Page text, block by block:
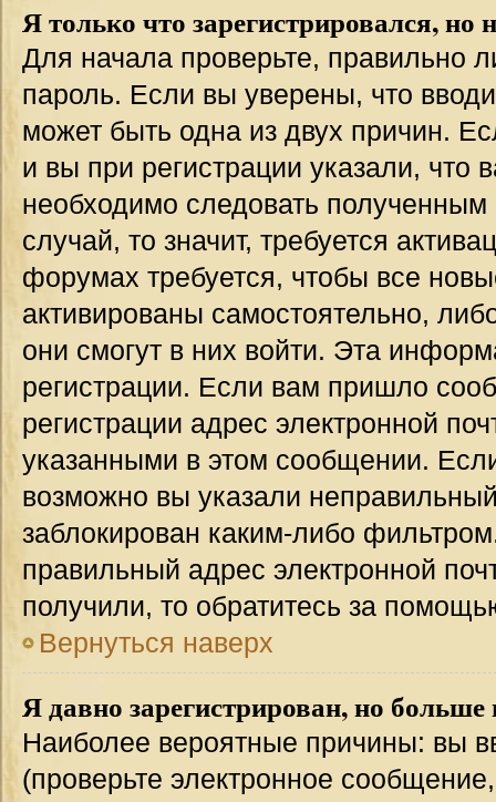
Я только что зарегистрировался, но
Для начала проверьте, правильно
пароль. Если вы уверены, что
может быть одна из двух причин.
и вы при регистрации указали, что
необходимо следовать
случай, то значит, требуется
форумах требуется, чтобы все
активированы самостоятельно,
они смогут в них войти. Эта
регистрации. Если вам пришло
регистрации адрес электронной
указанными в этом сообщении.
возможно вы указали
заблокирован каким-либо
правильный адрес электронной
получили, то обратитесь за
Вернуться наверх
Я давно зарегистрирован, но
Наиболее вероятные причины: вы
(проверьте электронное